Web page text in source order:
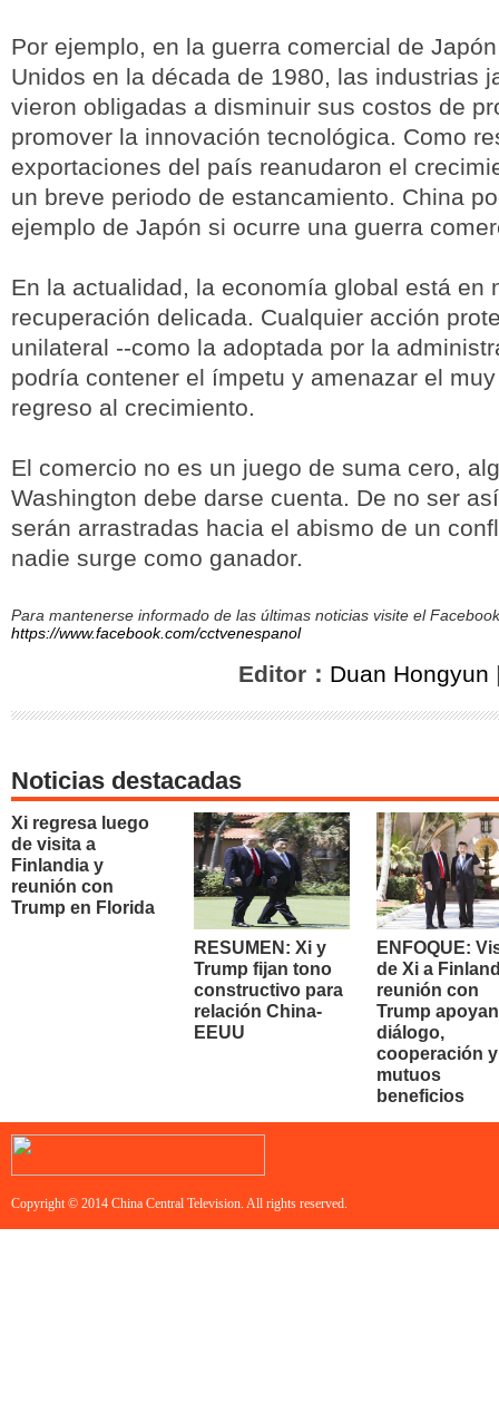
Por ejemplo, en la guerra comercial de
Unidos en la década de 1980, las industrias
vieron obligadas a disminuir sus costos de
promover la innovación tecnológica. Como
exportaciones del país reanudaron el
un breve periodo de estancamiento. China
ejemplo de Japón si ocurre una guerra
En la actualidad, la economía global está en
recuperación delicada. Cualquier acción
unilateral --como la adoptada por la
podría contener el ímpetu y amenazar el
regreso al crecimiento.
El comercio no es un juego de suma cero,
Washington debe darse cuenta. De no ser
serán arrastradas hacia el abismo de un
nadie surge como ganador.
Para mantenerse informado de las últimas noticias visite el
https://www.facebook.com/cctvenespanol
Editor： Duan Hongyun
Noticias destacadas
Xi regresa luego
de visita a
Finlandia y
reunión con
Trump en Florida
RESUMEN: Xi y
Trump fijan tono
constructivo para
relación China-
EEUU
ENFOQUE:
de Xi a
reunión con
Trump apoyan
diálogo,
cooperación y
mutuos
beneficios
Copyright © 2014 China Central Television. All rights reserved.